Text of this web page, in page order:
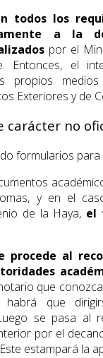
todos los
a la
por el
Entonces, el
propios
Exteriores y de
carácter no
y en el
de la Haya, el
procede al
que conozca
que
se pasa al
por el
estampará la